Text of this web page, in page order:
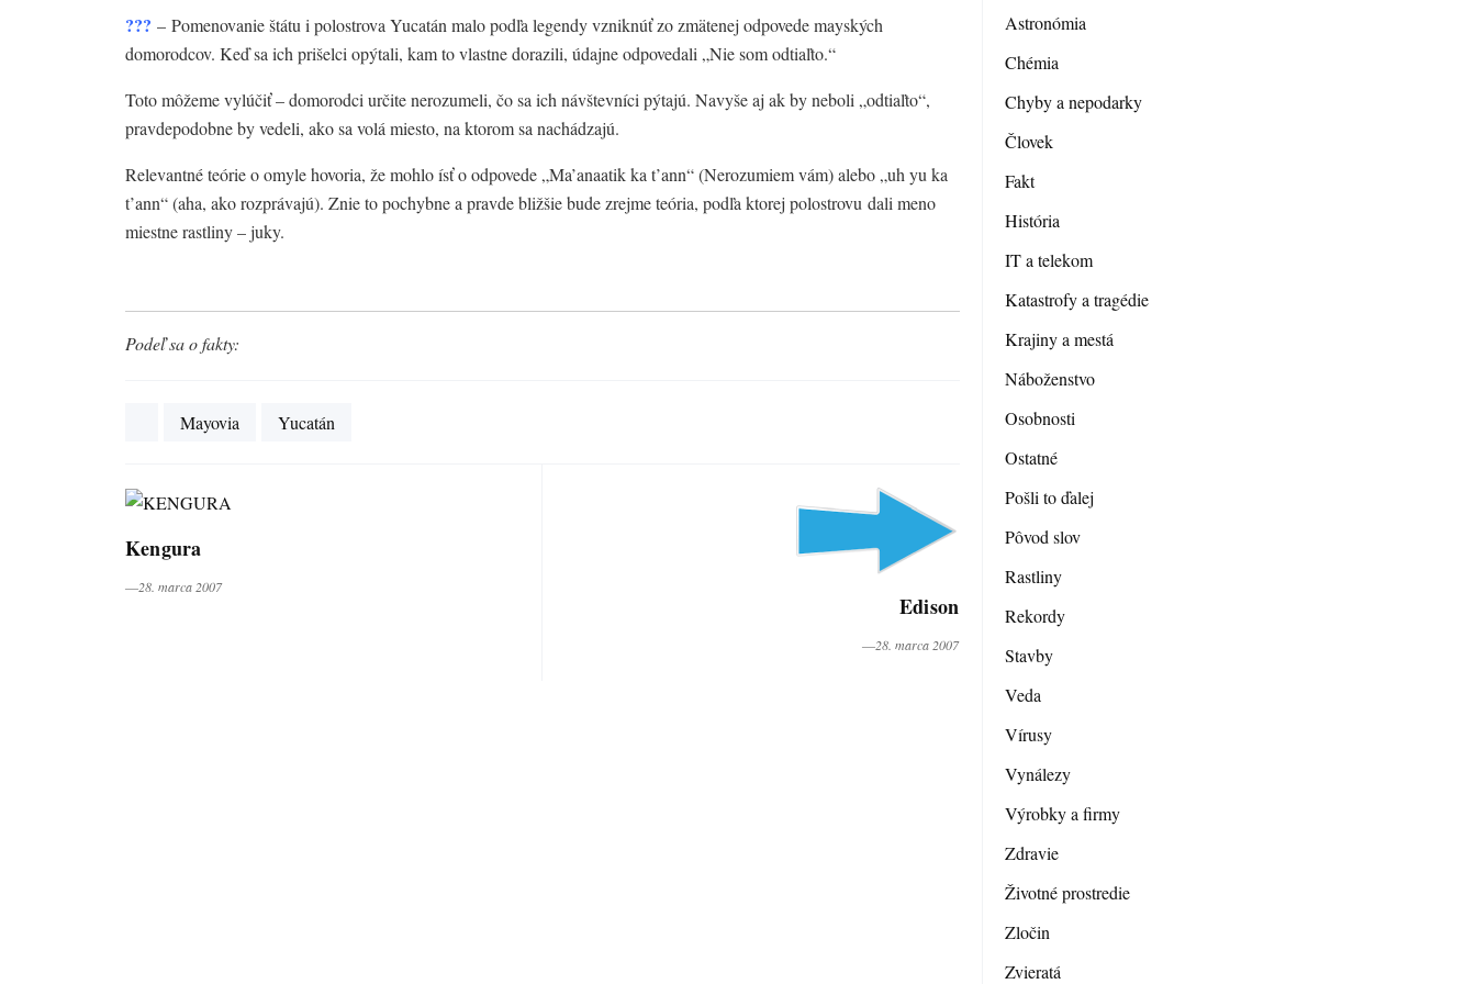
??? – Pomenovanie štátu i polostrova Yucatán malo podľa legendy vzniknúť zo zmätenej odpovede mayských
domorodcov. Keď sa ich prišelci opýtali, kam to vlastne dorazili, údajne odpovedali „Nie som odtiaľto.“
Toto môžeme vylúčiť – domorodci určite nerozumeli, čo sa ich návštevníci pýtajú. Navyše aj ak by neboli „odtiaľto“,
pravdepodobne by vedeli, ako sa volá miesto, na ktorom sa nachádzajú.
Relevantné teórie o omyle hovoria, že mohlo ísť o odpovede „Ma’anaatik ka t’ann“ (Nerozumiem vám) alebo „uh yu ka
t’ann“ (aha, ako rozprávajú). Znie to pochybne a pravde bližšie bude zrejme teória, podľa ktorej polostrovu dali meno
miestne rastliny – juky.
Podeľ sa o fakty:
Mayovia Yucatán
Kengura
―28. marca 2007
Edison
―28. marca 2007
Astronómia
Chémia
Chyby a nepodarky
Človek
Fakt
História
IT a telekom
Katastrofy a tragédie
Krajiny a mestá
Náboženstvo
Osobnosti
Ostatné
Pošli to ďalej
Pôvod slov
Rastliny
Rekordy
Stavby
Veda
Vírusy
Vynálezy
Výrobky a firmy
Zdravie
Životné prostredie
Zločin
Zvieratá